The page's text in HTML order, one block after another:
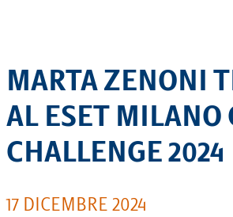
MARTA ZENONI
AL ESET MILANO
CHALLENGE 2024
17 DICEMBRE 2024